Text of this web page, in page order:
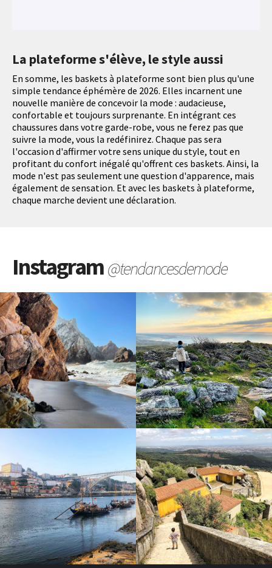
La plateforme s'élève, le style aussi
En somme, les baskets à plateforme sont bien plus qu'une
simple tendance éphémère de 2026. Elles incarnent une
nouvelle manière de concevoir la mode : audacieuse,
confortable et toujours surprenante. En intégrant ces
chaussures dans votre garde-robe, vous ne ferez pas que
suivre la mode, vous la redéfinirez. Chaque pas sera
l'occasion d'affirmer votre sens unique du style, tout en
profitant du confort inégalé qu'offrent ces baskets. Ainsi, la
mode n'est pas seulement une question d'apparence, mais
également de sensation. Et avec les baskets à plateforme,
chaque marche devient une déclaration.
Instagram@tendancesdemode